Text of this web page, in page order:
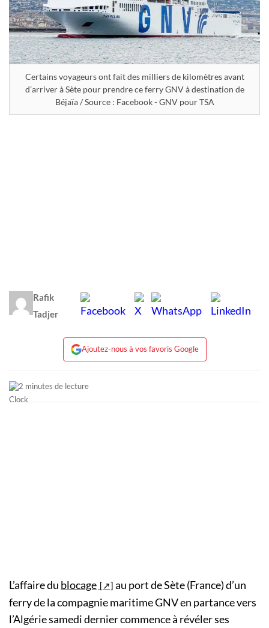
Certains voyageurs ont fait des milliers de kilomètres avant
d’arriver à Sète pour prendre ce ferry GNV à destination de
Béjaïa / Source : Facebook - GNV pour TSA
Rafik
Tadjer
Ajoutez-nous à vos favoris Google
2 minutes de lecture
L’affaire du blocage
au port de Sète (France) d’un
ferry de la compagnie maritime GNV en partance vers
l’Algérie samedi dernier commence à révéler ses